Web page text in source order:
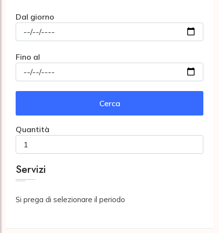
Dal giorno
Fino al
Cerca
Quantità
Servizi
Si prega di selezionare il periodo